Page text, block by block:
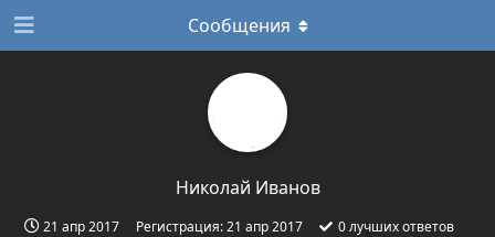
Николай Иванов
21 апр 2017 Регистрация:21 апр 2017 0лучших ответов
Сообщения